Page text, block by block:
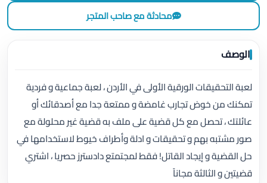
محادثة مع صاحب المتجر
الوصف
لعبة التحقيقات الورقية الأولى في الأردن ، لعبة جماعية و فردية
تمكنك من خوض تجارب غامضة و ممتعة جدا مع أصدقائك أو
عائلتك ، تحصل مع كل قضية على ملف به قضية غير محلولة مع
صور مشتبه بهم و تحقيقات و ادلة وأطراف خيوط لاستخدامها في
حل القضية و إيجاد القاتل! فقط لمجتمتع دادسترز حصريا ، اشتري
قضيتين و الثالثة مجاناً